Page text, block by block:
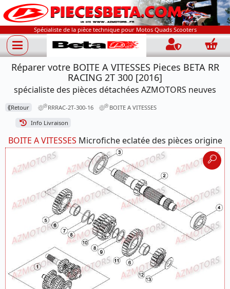
Spécialiste de la pièce technique pour Motos Quads Scooters
Connection
Réparer votre BOITE A VITESSES Pieces BETA RR
RACING 2T 300 [2016]
spécialiste des pièces détachées AZMOTORS neuves
⟪Retour RRRAC-2T-300-16 BOITE A VITESSES
Info Livraison
BOITE A VITESSES Microfiche eclatée des pièces origine